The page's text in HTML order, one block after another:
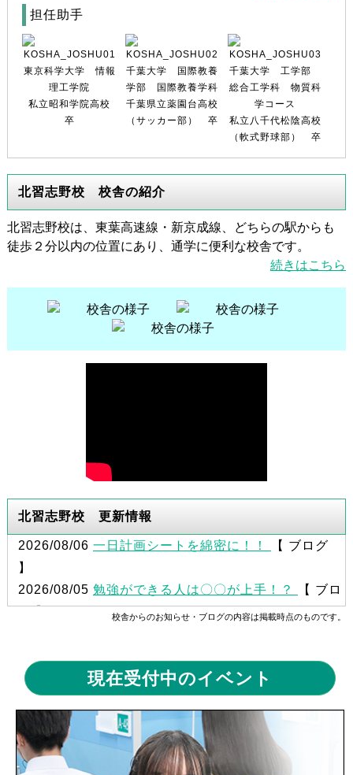
担任助手
東京科学大学 情報
理工学院
私立昭和学院高校
卒
千葉大学 国際教養
学部 国際教養学科
千葉県立薬園台高校
（サッカー部） 卒
千葉大学 工学部
総合工学科 物質科
学コース
私立八千代松陰高校
（軟式野球部） 卒
北習志野校 校舎の紹介
北習志野校は、東葉高速線・新京成線、どちらの駅からも
徒歩２分以内の位置にあり、通学に便利な校舎です。
続きはこちら
北習志野校 更新情報
2026/08/06 一日計画シートを綿密に！！
【 ブログ
】
2026/08/05 勉強ができる人は〇〇が上手！？
【 ブロ
2026/08/02後悔しない夏を過ごそう！
【 ブログ 】
2026/08/01何も得られなかった夏休みにならないよ
うに！
【 ブログ 】
2026/07/31人生で一番努力した夏にしよう！！
ログ 】
校舎からのお知らせ・ブログの内容は掲載時点のものです。
現在受付中のイベント